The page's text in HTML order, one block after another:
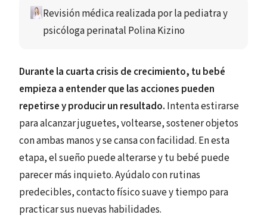
Revisión médica realizada por la pediatra y
psicóloga perinatal Polina Kizino
Durante la cuarta crisis de crecimiento, tu bebé
empieza a entender que las acciones pueden
repetirse y producir un resultado. Intenta estirarse
para alcanzar juguetes, voltearse, sostener objetos
con ambas manos y se cansa con facilidad. En esta
etapa, el sueño puede alterarse y tu bebé puede
parecer más inquieto. Ayúdalo con rutinas
predecibles, contacto físico suave y tiempo para
practicar sus nuevas habilidades.